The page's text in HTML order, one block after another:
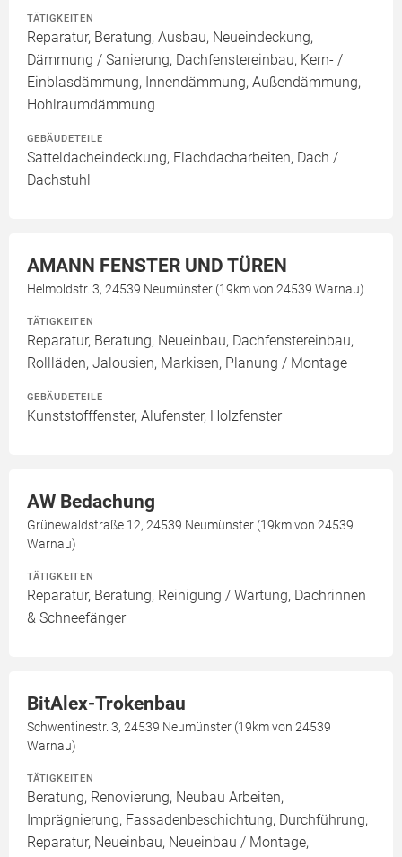
TÄTIGKEITEN
Reparatur, Beratung, Ausbau, Neueindeckung,
Dämmung / Sanierung, Dachfenstereinbau, Kern- /
Einblasdämmung, Innendämmung, Außendämmung,
Hohlraumdämmung
GEBÄUDETEILE
Satteldacheindeckung, Flachdacharbeiten, Dach /
Dachstuhl
AMANN FENSTER UND TÜREN
Helmoldstr. 3, 24539 Neumünster (19km von 24539 Warnau)
TÄTIGKEITEN
Reparatur, Beratung, Neueinbau, Dachfenstereinbau,
Rollläden, Jalousien, Markisen, Planung / Montage
GEBÄUDETEILE
Kunststofffenster, Alufenster, Holzfenster
AW Bedachung
Grünewaldstraße 12, 24539 Neumünster (19km von 24539
Warnau)
TÄTIGKEITEN
Reparatur, Beratung, Reinigung / Wartung, Dachrinnen
& Schneefänger
BitAlex-Trokenbau
Schwentinestr. 3, 24539 Neumünster (19km von 24539
Warnau)
TÄTIGKEITEN
Beratung, Renovierung, Neubau Arbeiten,
Imprägnierung, Fassadenbeschichtung, Durchführung,
Reparatur, Neueinbau, Neueinbau / Montage,